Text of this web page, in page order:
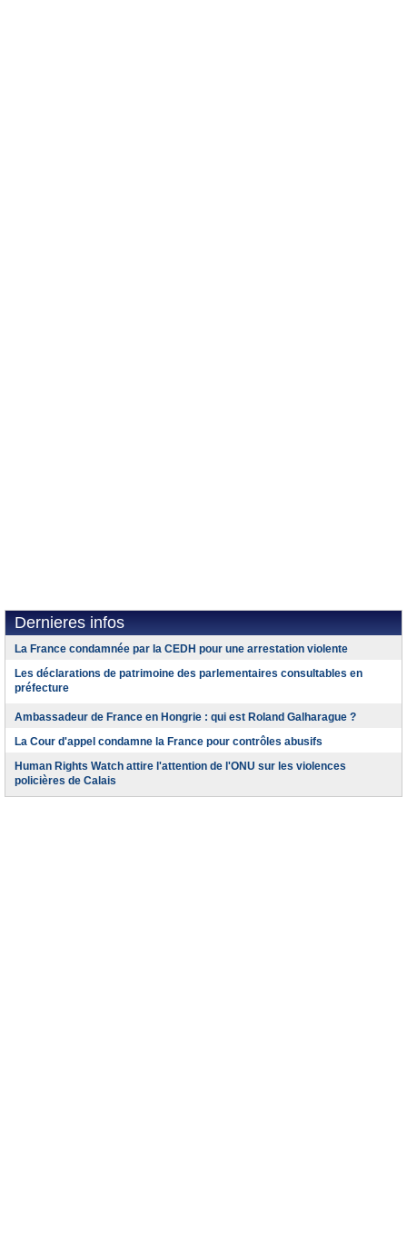
Dernieres infos
La France condamnée par la CEDH pour une arrestation violente
Les déclarations de patrimoine des parlementaires consultables en
préfecture
Ambassadeur de France en Hongrie : qui est Roland Galharague ?
La Cour d'appel condamne la France pour contrôles abusifs
Human Rights Watch attire l'attention de l'ONU sur les violences
policières de Calais